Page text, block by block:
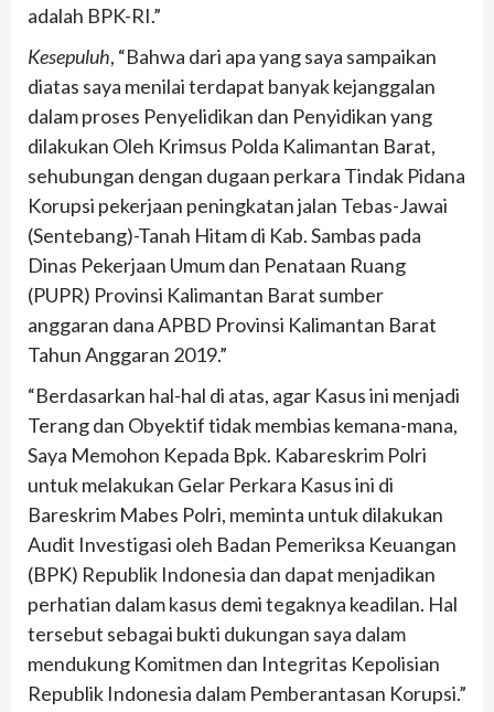
adalah BPK-RI.”
Kesepuluh, “Bahwa dari apa yang saya sampaikan
diatas saya menilai terdapat banyak kejanggalan
dalam proses Penyelidikan dan Penyidikan yang
dilakukan Oleh Krimsus Polda Kalimantan Barat,
sehubungan dengan dugaan perkara Tindak Pidana
Korupsi pekerjaan peningkatan jalan Tebas-Jawai
(Sentebang)-Tanah Hitam di Kab. Sambas pada
Dinas Pekerjaan Umum dan Penataan Ruang
(PUPR) Provinsi Kalimantan Barat sumber
anggaran dana APBD Provinsi Kalimantan Barat
Tahun Anggaran 2019.”
“Berdasarkan hal-hal di atas, agar Kasus ini menjadi
Terang dan Obyektif tidak membias kemana-mana,
Saya Memohon Kepada Bpk. Kabareskrim Polri
untuk melakukan Gelar Perkara Kasus ini di
Bareskrim Mabes Polri, meminta untuk dilakukan
Audit Investigasi oleh Badan Pemeriksa Keuangan
(BPK) Republik Indonesia dan dapat menjadikan
perhatian dalam kasus demi tegaknya keadilan. Hal
tersebut sebagai bukti dukungan saya dalam
mendukung Komitmen dan Integritas Kepolisian
Republik Indonesia dalam Pemberantasan Korupsi.”